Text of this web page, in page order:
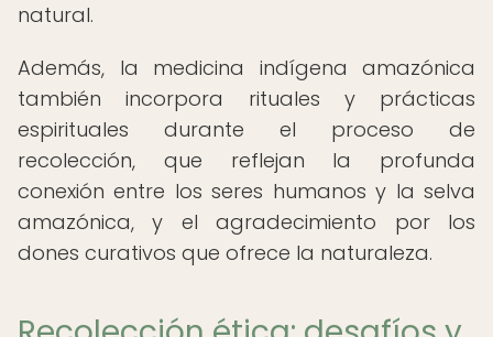
natural.
Además, la medicina indígena amazónica
también incorpora rituales y prácticas
espirituales durante el proceso de
recolección, que reflejan la profunda
conexión entre los seres humanos y la selva
amazónica, y el agradecimiento por los
dones curativos que ofrece la naturaleza.